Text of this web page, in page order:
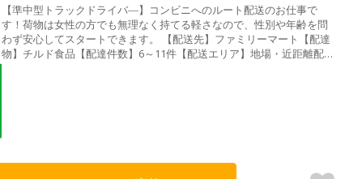
【準中型トラックドライバ―】コンビニへのルート配送のお仕事で
す！荷物は女性の方でも無理なく持てる軽さなので、性別や年齢を問
わず安心してスタートできます。 【配送先】ファミリーマート【配達
物】チルド食品【配達件数】6～11件【配送エリア】地場・近距離配
送【働きやすさ】力仕事少なめで女性も活躍中店舗への荷降ろしは専
発、店舗へ納品11：15→ センター帰庫（休憩1時間）12：45→ 再
研修の流れ／◎ 入社１日目 座学・運転講習まずはマニュアルやタブ